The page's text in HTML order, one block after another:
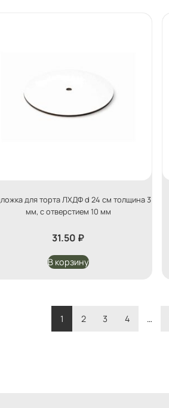
для торта ЛХДФ d 24 см толщина 3
мм, с отверстием 10 мм
31.50 ₽
В корзину
1 2 3 4 …